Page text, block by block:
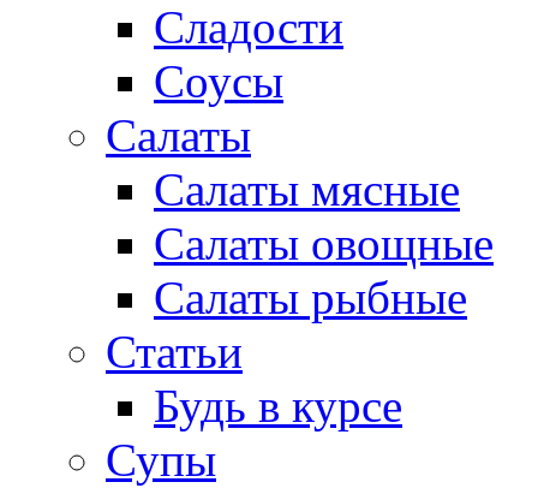
Сладости
Соусы
Салаты
Салаты мясные
Салаты овощные
Салаты рыбные
Статьи
Будь в курсе
Супы